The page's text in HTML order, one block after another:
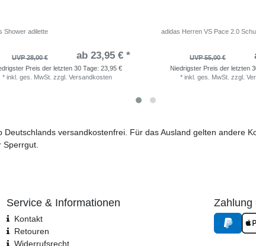
Shower adilette
UVP 28,00 € ab 23,95 € *
Preis der letzten 30 Tage: 23,95 €
* inkl. ges. MwSt. zzgl. Versandkosten
adidas Herren VS Pace 2.0
UVP 55,00 €
Niedrigster Preis der letzten
* inkl. ges. MwSt. zzgl.
versandkostenfrei. Für das Ausland gelten andere
Service & Informationen
Kontakt
Retouren
Widerrufsrecht
Zahlung